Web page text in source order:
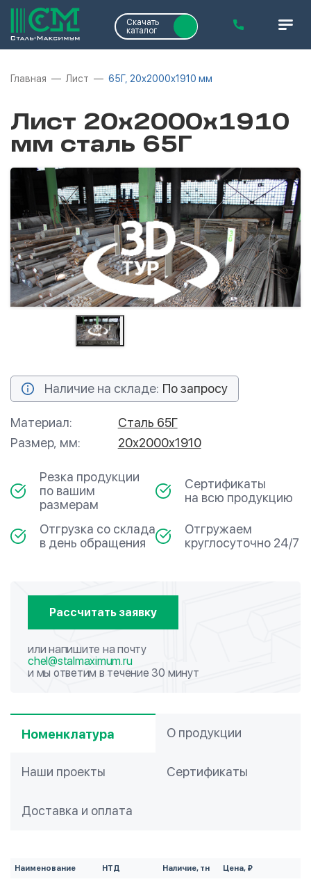
Скачать
каталог
Главная Лист 65Г, 20х2000х1910 мм
Лист 20х2000х1910
мм сталь 65Г
Наличие на складе: По запросу
Материал:
Сталь 65Г
Размер, мм:
20х2000х1910
Резка продукции
по вашим
размерам
Сертификаты
на всю продукцию
Отгрузка со склада
в день обращения
Отгружаем
круглосуточно 24/7
Рассчитать заявку
или напишите на почту
chel@stalmaximum.ru
и мы ответим в течение 30 минут
Номенклатура О продукции
Наши проекты Сертификаты
Доставка и оплата
Наименование НТД Наличие, тн Цена, ₽